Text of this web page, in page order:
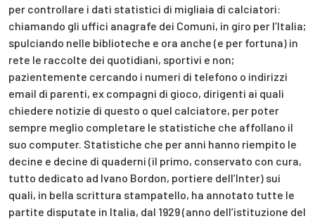
per controllare i dati statistici di migliaia di calciatori:
chiamando gli uffici anagrafe dei Comuni, in giro per l’Italia;
spulciando nelle biblioteche e ora anche (e per fortuna) in
rete le raccolte dei quotidiani, sportivi e non;
pazientemente cercando i numeri di telefono o indirizzi
email di parenti, ex compagni di gioco, dirigenti ai quali
chiedere notizie di questo o quel calciatore, per poter
sempre meglio completare le statistiche che affollano il
suo computer. Statistiche che per anni hanno riempito le
decine e decine di quaderni (il primo, conservato con cura,
tutto dedicato ad Ivano Bordon, portiere dell’Inter) sui
quali, in bella scrittura stampatello, ha annotato tutte le
partite disputate in Italia, dal 1929 (anno dell’istituzione del